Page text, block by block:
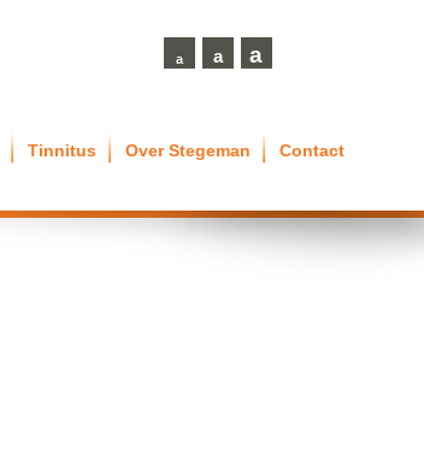
a a a
Tinnitus Over Stegeman Contact